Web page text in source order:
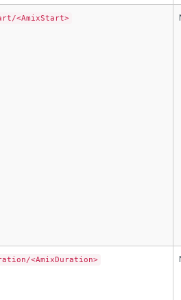
<AmixStart>
<AmixDuration>